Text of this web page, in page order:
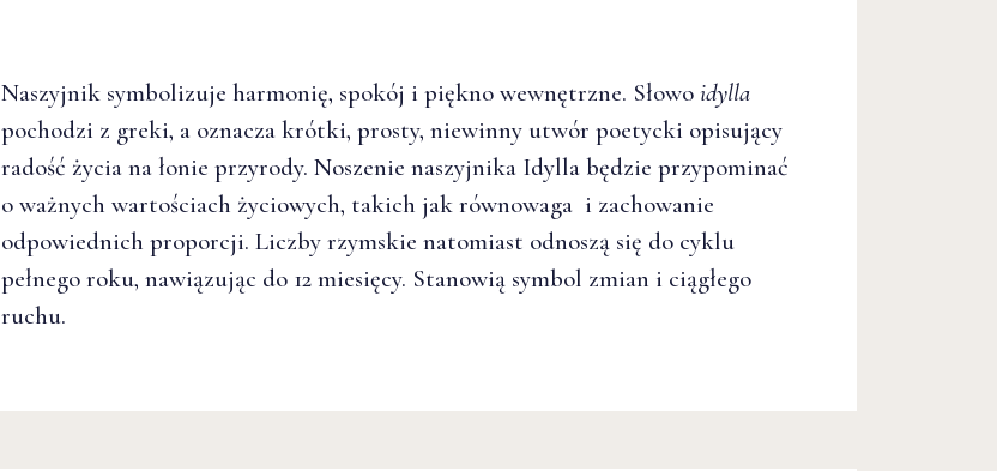
Naszyjnik symbolizuje harmonię, spokój i piękno wewnętrzne. Słowo idylla
pochodzi z greki, a oznacza krótki, prosty, niewinny utwór poetycki opisujący
radość życia na łonie przyrody. Noszenie naszyjnika Idylla będzie przypominać
o ważnych wartościach życiowych, takich jak równowaga i zachowanie
odpowiednich proporcji. Liczby rzymskie natomiast odnoszą się do cyklu
pełnego roku, nawiązując do 12 miesięcy. Stanowią symbol zmian i ciągłego
ruchu.